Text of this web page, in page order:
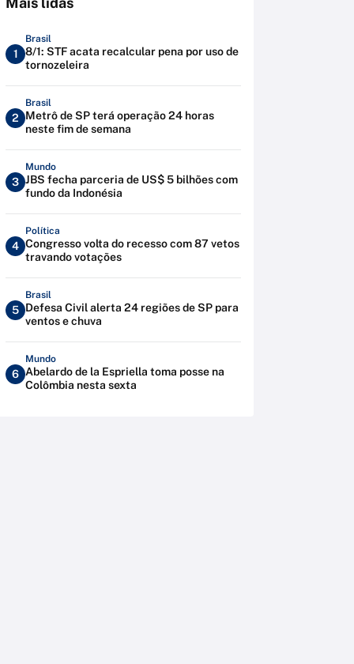
1
Brasil
8/1: STF acata recalcular pena por uso de
tornozeleira
2
Brasil
Metrô de SP terá operação 24 horas
neste fim de semana
3
Mundo
JBS fecha parceria de US$ 5 bilhões com
fundo da Indonésia
4
Política
Congresso volta do recesso com 87 vetos
travando votações
5
Brasil
Defesa Civil alerta 24 regiões de SP para
ventos e chuva
6
Mundo
Abelardo de la Espriella toma posse na
Colômbia nesta sexta